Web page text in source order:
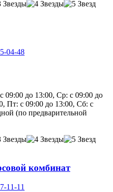
04-48
09:00 до 13:00, Ср: с 09:00 до
Пт: с 09:00 до 13:00, Сб: с
(по предварительной
комбинат
11-11